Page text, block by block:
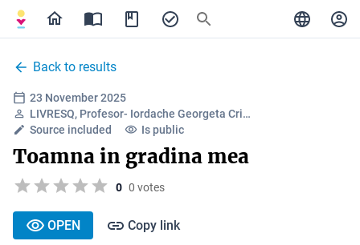
Back to results
23 November 2025
LIVRESQ, Profesor- Iordache Georgeta Cri…
Source included
Is public
Toamna in gradina mea
0 0 votes
OPEN Copy link